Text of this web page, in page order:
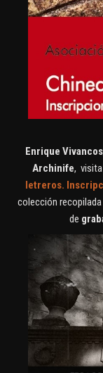
Enrique Vivancos
Archinife, visita
letreros.
colección
de